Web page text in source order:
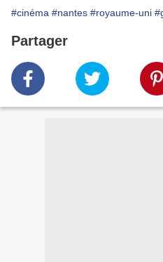
#cinéma #nantes #royaume-uni
Partager